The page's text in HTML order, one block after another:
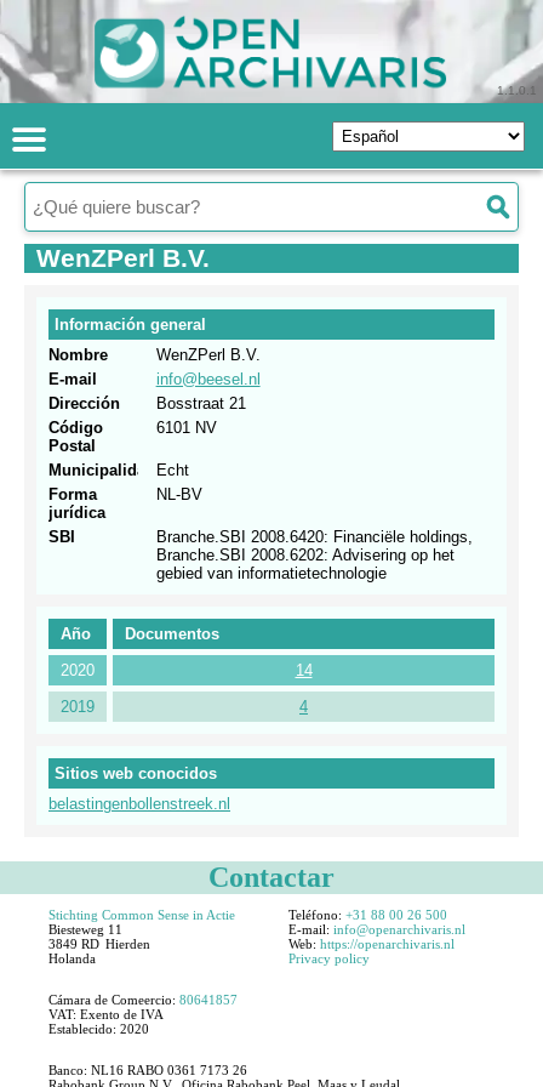
1.1.0.1
WenZPerl B.V.
Año
Documentos
2020
14
2019
4
Información general
Nombre
WenZPerl B.V.
E-mail
info@beesel.nl
Dirección
Bosstraat 21
Código
Postal
6101 NV
Municipalidad
Echt
Forma
jurídica
NL-BV
SBI
Branche.SBI 2008.6420: Financiële holdings,
Branche.SBI 2008.6202: Advisering op het
gebied van informatietechnologie
Sitios web conocidos
belastingenbollenstreek.nl
Contactar
Stichting Common Sense in Actie
Biesteweg 11
3849 RD Hierden
Holanda
Teléfono: +31 88 00 26 500
E-mail: info@openarchivaris.nl
Web: https://openarchivaris.nl
Privacy policy
Cámara de Comeercio: 80641857
VAT: Exento de IVA
Establecido: 2020
Banco: NL16 RABO 0361 7173 26